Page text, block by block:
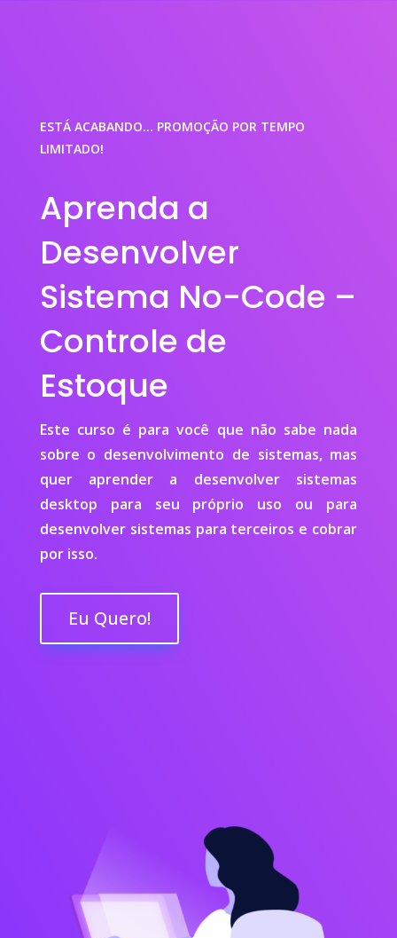
ESTÁ ACABANDO… PROMOÇÃO POR TEMPO
LIMITADO!
Aprenda a
Desenvolver
Sistema No-Code –
Controle de
Estoque
Este curso é para você que não sabe nada
sobre o desenvolvimento de sistemas, mas
quer aprender a desenvolver sistemas
desktop para seu próprio uso ou para
desenvolver sistemas para terceiros e cobrar
por isso.
Eu Quero!